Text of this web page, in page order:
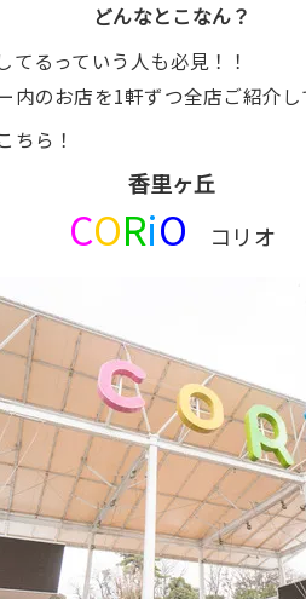
どんなとこなん？
るっていう人も必見！！
のお店を1軒ずつ全店ご紹介し
ちら！
香里ヶ丘
CORiO コリオ